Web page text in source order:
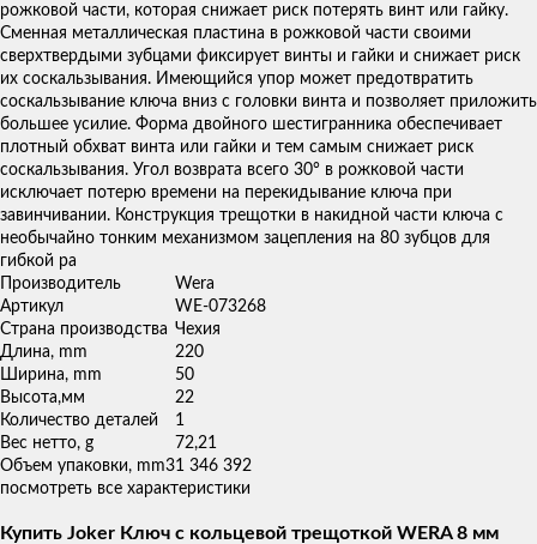
рожковой части, которая снижает риск потерять винт или гайку.
Сменная металлическая пластина в рожковой части своими
сверхтвердыми зубцами фиксирует винты и гайки и снижает риск
их соскальзывания. Имеющийся упор может предотвратить
соскальзывание ключа вниз с головки винта и позволяет приложить
большее усилие. Форма двойного шестигранника обеспечивает
плотный обхват винта или гайки и тем самым снижает риск
соскальзывания. Угол возврата всего 30° в рожковой части
исключает потерю времени на перекидывание ключа при
завинчивании. Конструкция трещотки в накидной части ключа с
необычайно тонким механизмом зацепления на 80 зубцов для
гибкой ра
Производитель
Wera
Артикул
WE-073268
Страна производства Чехия
Длина, mm
220
Ширина, mm
50
Высота,мм
22
Количество деталей
1
Вес нетто, g
72,21
Объем упаковки, mm31 346 392
посмотреть все характеристики
Купить Joker Ключ с кольцевой трещоткой WERA 8 мм